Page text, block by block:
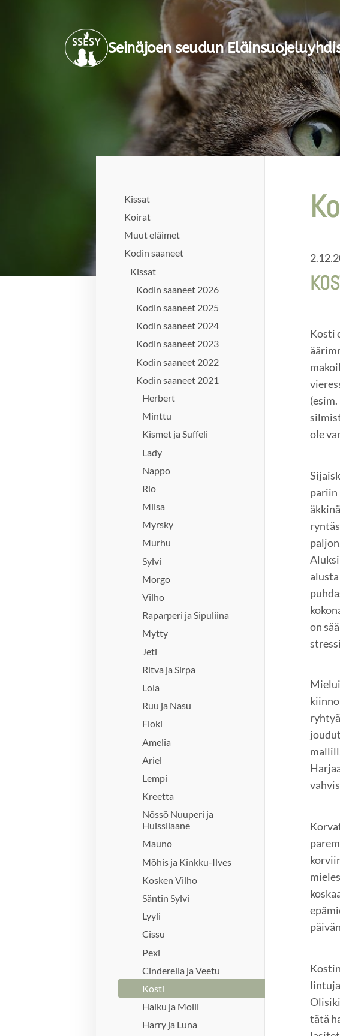
Seinäjoen seudun
Kissat
Koirat
Muut eläimet
Kodin saaneet
Kissat
Kodin saaneet 2026
Kodin saaneet 2025
Kodin saaneet 2024
Kodin saaneet 2023
Kodin saaneet 2022
Kodin saaneet 2021
Herbert
Minttu
Kismet ja Suffeli
Lady
Nappo
Rio
Miisa
Myrsky
Murhu
Sylvi
Morgo
Vilho
Raparperi ja Sipuliina
Mytty
Jeti
Ritva ja Sirpa
Lola
Ruu ja Nasu
Floki
Amelia
Ariel
Lempi
Kreetta
Nössö Nuuperi ja
Huissilaane
Mauno
Möhis ja Kinkku-Ilves
Kosken Vilho
Säntin Sylvi
Lyyli
Cissu
Pexi
Cinderella ja Veetu
Kosti
Haiku ja Molli
Harry ja Luna
Kosti
ole
pariin
on
tätä